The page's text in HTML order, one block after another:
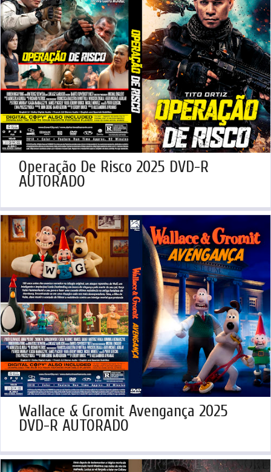
Operação De Risco 2025 DVD-R
AUTORADO
Wallace & Gromit Avengança 2025
DVD-R AUTORADO